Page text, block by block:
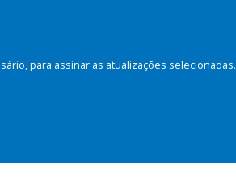
para assinar as atualizações selecionadas.